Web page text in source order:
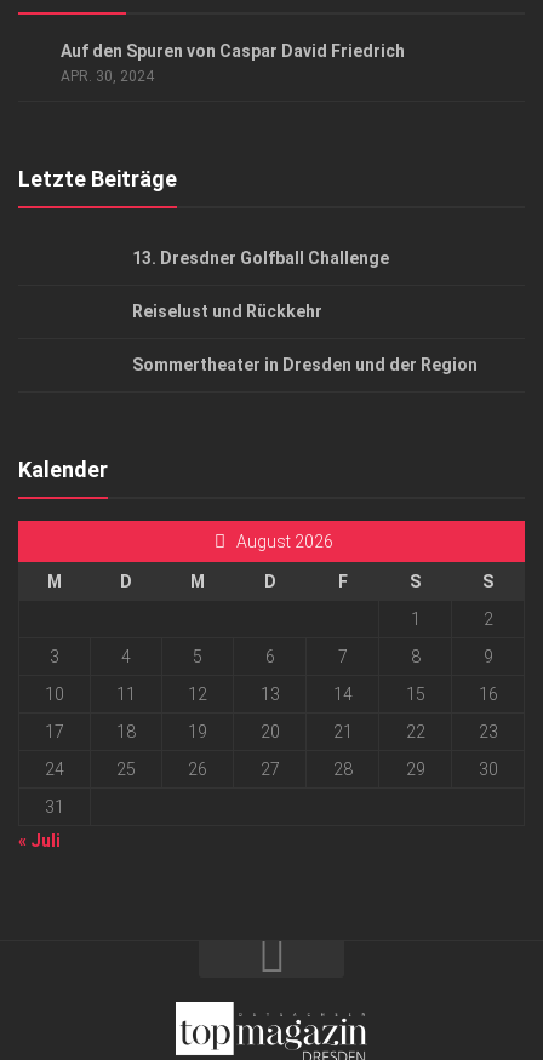
Auf den Spuren von Caspar David Friedrich
APR. 30, 2024
Letzte Beiträge
13. Dresdner Golfball Challenge
Reiselust und Rückkehr
Sommertheater in Dresden und der Region
Kalender
August 2026
M D M D F S
S
1
2
3
4 5 6 7 8
9
10
11 12 13 14 15
16
17
18 19 20 21 22
23
24
25 26 27 28 29
30
31
« Juli